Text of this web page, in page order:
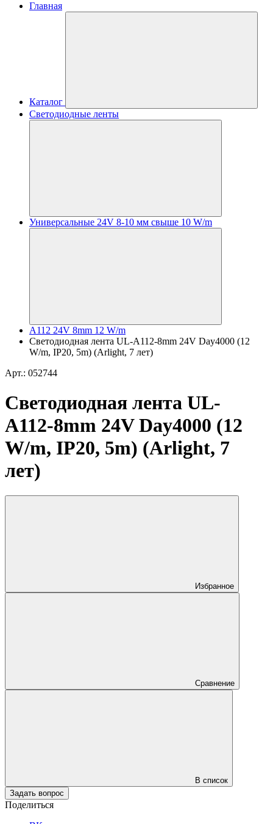
Главная
Каталог
Светодиодные ленты
Универсальные 24V 8-10 мм свыше 10 W/m
A112 24V 8mm 12 W/m
Светодиодная лента UL-A112-8mm 24V Day4000 (12
W/m, IP20, 5m) (Arlight, 7 лет)
Арт.: 052744
Светодиодная лента UL-
A112-8mm 24V Day4000 (12
W/m, IP20, 5m) (Arlight, 7
лет)
Избранное
Сравнение
В список
Задать вопрос
Поделиться